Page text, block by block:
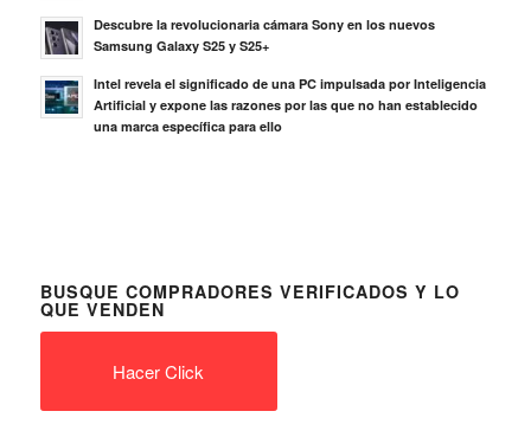
Descubre la revolucionaria cámara Sony en los nuevos
Samsung Galaxy S25 y S25+
Intel revela el significado de una PC impulsada por Inteligencia
Artificial y expone las razones por las que no han establecido
una marca específica para ello
BUSQUE COMPRADORES VERIFICADOS Y LO
QUE VENDEN
Hacer Click